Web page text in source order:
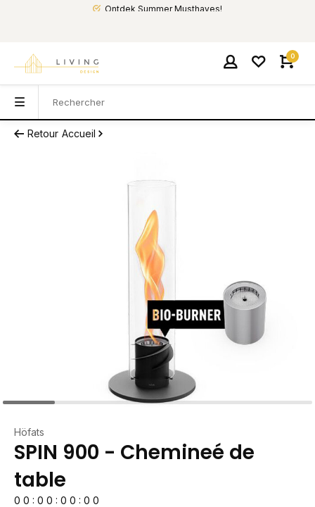
Ontdek Summer Musthaves!
0
Retour Accueil
Höfats
SPIN 900 - Chemineé de
table
0 0 : 0 0 : 0 0 : 0 0